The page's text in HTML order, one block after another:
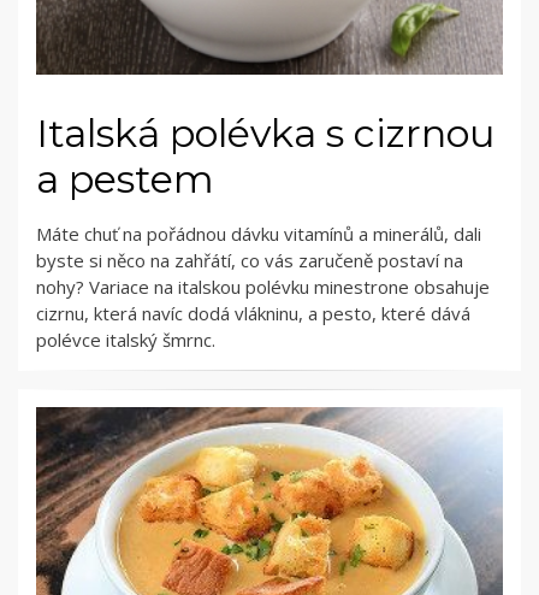
Italská polévka s cizrnou
a pestem
Máte chuť na pořádnou dávku vitamínů a minerálů, dali
byste si něco na zahřátí, co vás zaručeně postaví na
nohy? Variace na italskou polévku minestrone obsahuje
cizrnu, která navíc dodá vlákninu, a pesto, které dává
polévce italský šmrnc.